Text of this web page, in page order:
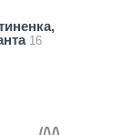
16